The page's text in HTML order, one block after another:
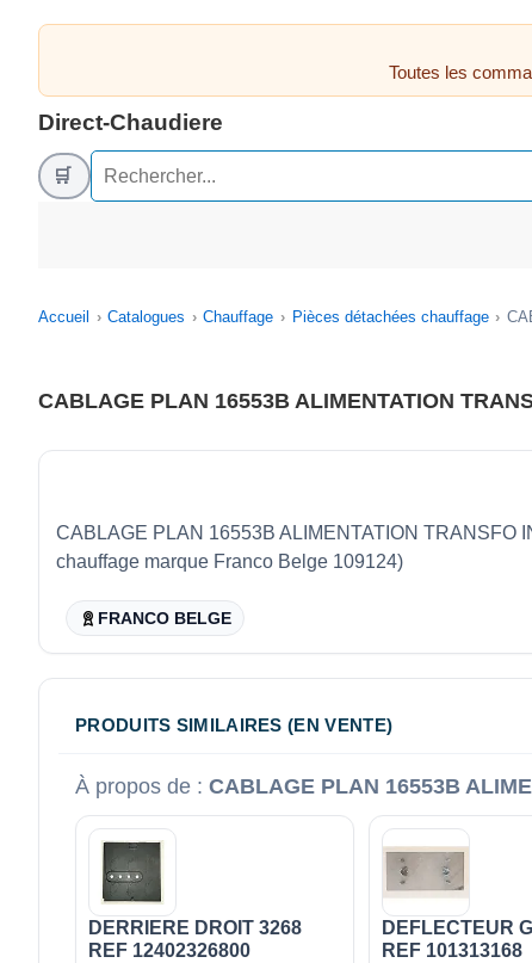
Toutes les
Direct-Chaudiere
🛒
Accueil Catalogues Chauffage Pièces détachées chauffage
CABLAGE PLAN 16553B ALIMENTATION
CABLAGE PLAN 16553B ALIMENTATION TRANSFO
chauffage marque Franco Belge 109124)
FRANCO BELGE
PRODUITS SIMILAIRES (EN VENTE)
À propos de : CABLAGE PLAN 16553B
DERRIERE DROIT 3268
REF 12402326800
DEFLECTEUR
REF 101313168